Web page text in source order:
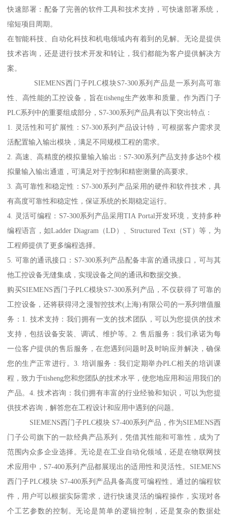
快速部署：配备了完善的软件工具和技术支持，可快速部署系统，
缩短项目周期。
在智能科技、自动化科技和机电领域内有着到的见解。无论是提供
技术咨询，还是进行技术开发和转让，我们都能为客户提供解决方
案。
SIEMENS西门子PLC模块S7-300系列产品是一系列高可靠
性、高性能的工控设备，旨在tisheng生产效率和质量。作为西门子
PLC系列中的重要组成部分，S7-300系列产品具有以下突出特点：
1. 灵活性和可扩展性：S7-300系列产品设计特，可根据客户需求灵
活配置输入输出模块，满足不同规模工程的需求。
2. 高速、高精度的模拟量输入输出：S7-300系列产品支持多达8个模
拟量输入输出通道，可满足对于控制和精密测量的高要求。
3. 高可靠性和稳定性：S7-300系列产品采用的硬件和软件技术，具
有高度可靠性和稳定性，保证系统的长期稳定运行。
4. 灵活可编程：S7-300系列产品采用TIA Portal开发环境，支持多种
编程语言，如Ladder Diagram（LD）、Structured Text（ST）等，为
工程师提供了更多编程选择。
5. 可靠的通讯接口：S7-300系列产品配备丰富的通讯接口，可与其
他工控设备无缝集成，实现设备之间的通讯和数据交换。
购买SIEMENS西门子PLC模块S7-300系列产品，不仅获得了可靠的
工控设备，还将获得浔之漫智控技术(上海)有限公司的一系列增值服
务：1. 技术支持：我们拥有一支的技术团队，可以为您提供的技术
支持，包括设备安装、调试、维护等。2. 售后服务：我们承诺为每
一位客户提供的售后服务，在您遇到问题时及时响应并解决，确保
您的生产正常进行。3. 培训服务：我们定期举办PLC相关的培训课
程，致力于tisheng您和您团队的技术水平，使您地应用和运用我们的
产品。4. 技术咨询：我们拥有丰富的行业经验和知识，可以为您提
供技术咨询，解答您在工程设计和应用中遇到的问题。
SIEMENS西门子PLC模块 S7-400系列产品，作为SIEMENS西
门子公司旗下的一款经典产品系列，凭借其性能和可靠性，成为了
范围内众多企业选择。无论是在工业自动化领域，还是在物联网技
术应用中，S7-400系列产品都展现出的适用性和灵活性。SIEMENS
西门子PLC模块 S7-400系列产品具备高度可编程性。通过的编程软
件，用户可以根据实际需求，进行快速灵活的编程操作，实现对各
个工艺参数的控制。无论是简单的逻辑控制，还是复杂的数据处